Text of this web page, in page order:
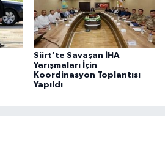
Siirt’te Savaşan İHA
Yarışmaları İçin
Koordinasyon Toplantısı
Yapıldı